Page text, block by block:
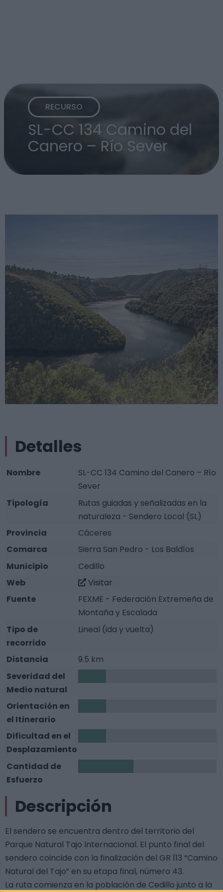
RECURSO
SL-CC 134 Camino del
Canero – Río Sever
Detalles
Nombre
SL-CC 134 Camino del Canero – Río
Sever
Tipología
Rutas guiadas y señalizadas en la
naturaleza - Sendero Local (SL)
Provincia
Cáceres
Comarca
Sierra San Pedro - Los Baldíos
Municipio
Cedillo
Web
Visitar
Fuente
FEXME - Federación Extremeña de
Montaña y Escalada
Tipo de
recorrido
Lineal (ida y vuelta)
Distancia
9.5 km
Severidad del
Medio natural
Orientación en
el Itinerario
Dificultad en el
Desplazamiento
Cantidad de
Esfuerzo
Descripción
El sendero se encuentra dentro del territorio del
Parque Natural Tajo Internacional. El punto final del
sendero coincide con la finalización del GR 113 “Camino
Natural del Tajo” en su etapa final, número 43.
La ruta comienza en la población de Cedillo junto a la